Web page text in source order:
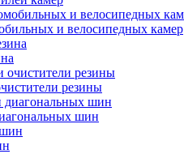
и велосипедных камер
резины
шин